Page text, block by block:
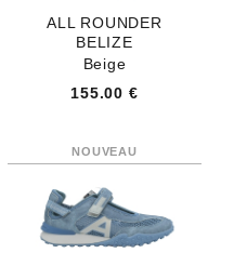
ALL ROUNDER
BELIZE
Beige
155.00 €